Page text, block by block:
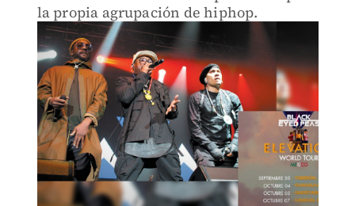
la propia agrupación de hiphop.